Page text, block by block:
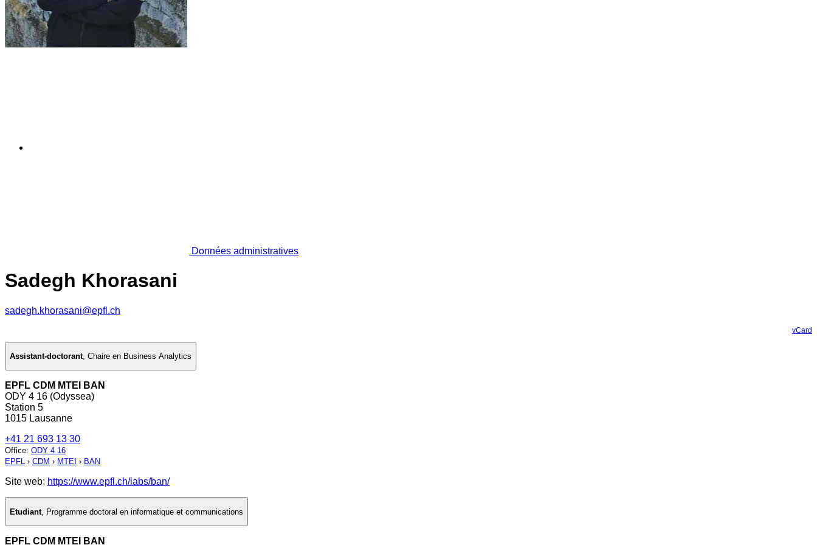
Données administratives
Sadegh Khorasani
sadegh.khorasani@epfl.ch
vCard
Assistant-doctorant, Chaire en Business Analytics
EPFL CDM MTEI BAN
ODY 4 16 (Odyssea)
Station 5
1015 Lausanne
+41 21 693 13 30
Office: ODY 4 16
EPFL › CDM › MTEI › BAN
Site web: https://www.epfl.ch/labs/ban/
Etudiant Programme doctoral en informatique et communications
EPFL CDM MTEI BAN